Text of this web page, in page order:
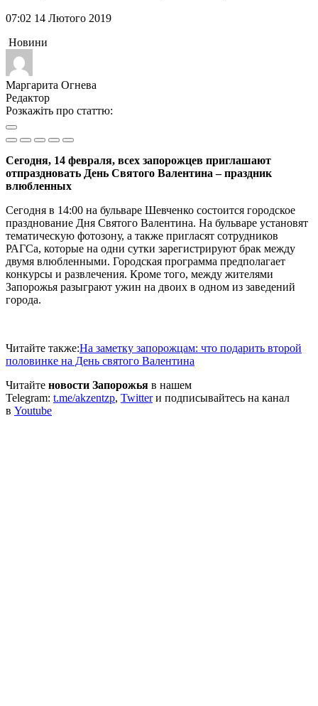
07:02 14 Лютого 2019
Новини
Маргарита Огнева
Редактор
Розкажіть про статтю:
Сегодня, 14 февраля, всех запорожцев приглашают
отпраздновать День Святого Валентина – праздник
влюбленных
Сегодня в 14:00 на бульваре Шевченко состоится городское
празднование Дня Святого Валентина. На бульваре установят
тематическую фотозону, а также пригласят сотрудников
РАГСа, которые на одни сутки зарегистрируют брак между
двумя влюбленными. Городская программа предполагает
конкурсы и развлечения. Кроме того, между жителями
Запорожья разыграют ужин на двоих в одном из заведений
города.
Читайте также:На заметку запорожцам: что подарить второй
половинке на День святого Валентина
Читайте новости Запорожья в нашем
Telegram: t.me/akzentzp, Twitterи подписывайтесь на канал
в Youtube